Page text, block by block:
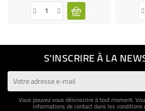
S'INSCRIRE À LA
Vous pouvez vous désinscrire à tout moment.
informations de contact dans les